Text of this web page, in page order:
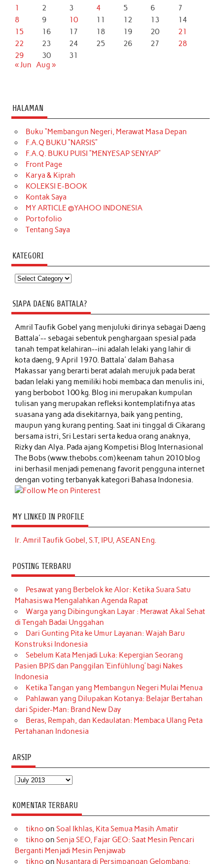
1 2 3 4 5 6
7
8
9 10 11 12 13
14
15
16 17 18 19 20
21
22
23 24 25 26 27
28
29
30
31
« Jun Aug »
HALAMAN
Buku “Membangun Negeri, Merawat Masa Depan
F.A.Q BUKU “NARSIS”
F.A.Q. BUKU PUISI “MENYESAP SENYAP”
Front Page
Karya & Kiprah
KOLEKSI E-BOOK
Kontak Saya
MY ARTICLE @YAHOO INDONESIA
Portofolio
Tentang Saya
KATEGORI
Kategori
SIAPA DAENG BATTALA?
Amril Taufik Gobelyang menjuluki dirinya sebagai Daeng
Battala'-- sebagai sebentuk penghargaan spesial pada
tanah tempat kelahiran--ini adalah lelaki yang lahir di
kota daeng, 9 April 1970. Battala' dalam Bahasa
Makassar yang berarti berat adalah merujuk pada berat
badan lelaki yang memiliki hobi membaca dan menulis ini,
yang berbobot 100 kg. Blog ini merupakan kumpulan
tulisan yang merupakan refleksi kontemplatifnya atas
suasana yang ada disekitarnya, baik yang penting,
maupun yang kurang penting. Saat ini tinggal di Cikarang
bersama istri, Sri Lestari serta kedua orang anaknya,
Rizky dan Alya. Pada ajang Kompetisi Blog Internasional
The Bobs (www.thebobs.com) keenam tahun 2010 blog
ini berhasil menjadi pemenang favorit pengguna internet
dengan voting terbanyak kategori Bahasa Indonesia.
MY LINKED IN PROFILE
Ir. Amril Taufik Gobel, S.T, IPU, ASEAN Eng.
POSTING TERBARU
Pesawat yang Berbelok ke Alor: Ketika Suara Satu
Mahasiswa Mengalahkan Agenda Rapat
Warga yang Dibingungkan Layar : Merawat Akal Sehat
di Tengah Badai Unggahan
Dari Gunting Pita ke Umur Layanan: Wajah Baru
Konstruksi Indonesia
Sebelum Kata Menjadi Luka: Kepergian Seorang
Pasien BPJS dan Panggilan ‘Einfühlung’ bagi Nakes
Indonesia
Ketika Tangan yang Membangun Negeri Mulai Menua
Pahlawan yang Dilupakan Kotanya: Belajar Bertahan
dari Spider-Man: Brand New Day
Beras, Rempah, dan Kedaulatan: Membaca Ulang Peta
Pertahanan Indonesia
ARSIP
Arsip
KOMENTAR TERBARU
tikno on Soal Ikhlas, Kita Semua Masih Amatir
tikno on Senja SEO, Fajar GEO: Saat Mesin Pencari
Berganti Menjadi Mesin Penjawab
tikno on Nusantara di Persimpangan Gelombang: